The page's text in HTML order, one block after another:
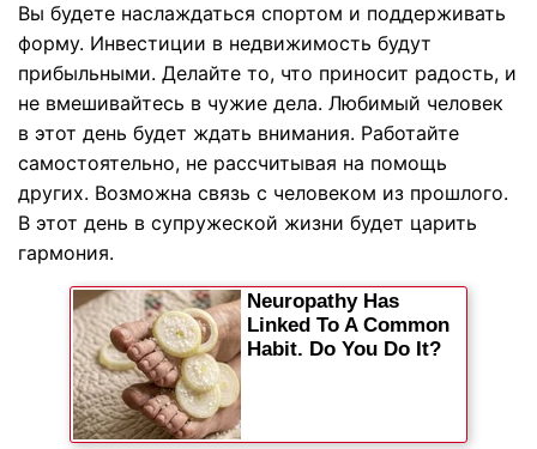
Вы будете наслаждаться спортом и поддерживать
форму. Инвестиции в недвижимость будут
прибыльными. Делайте то, что приносит радость, и
не вмешивайтесь в чужие дела. Любимый человек
в этот день будет ждать внимания. Работайте
самостоятельно, не рассчитывая на помощь
других. Возможна связь с человеком из прошлого.
В этот день в супружеской жизни будет царить
гармония.